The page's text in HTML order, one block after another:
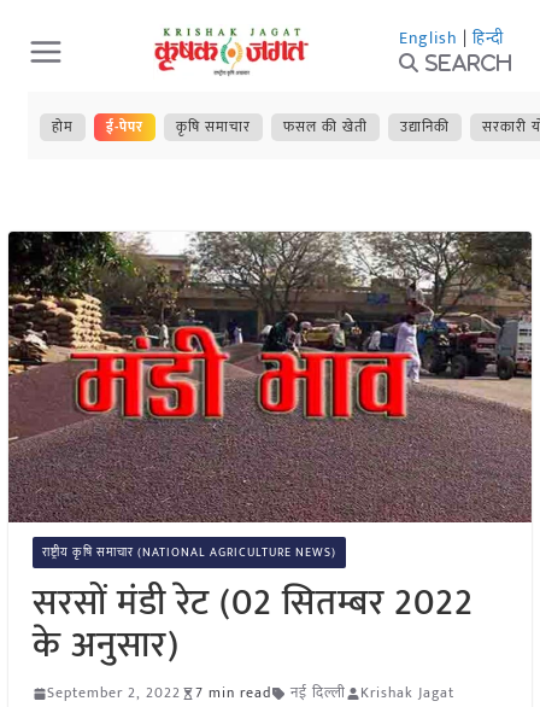
Skip
to
content
English | हिन्दी
Search
होम ई-पेपर कृषि समाचार फसल की खेती उद्यानिकी सरकारी
राष्ट्रीय कृषि समाचार (NATIONAL AGRICULTURE NEWS)
सरसों मंडी रेट (02 सितम्बर 2022
के अनुसार)
September 2, 2022 7 min read नई दिल्ली Krishak Jagat